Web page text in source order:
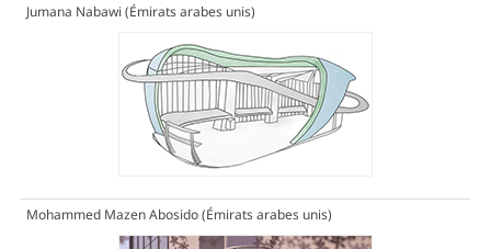
Jumana Nabawi (Émirats arabes unis)
Mohammed Mazen Abosido (Émirats arabes unis)